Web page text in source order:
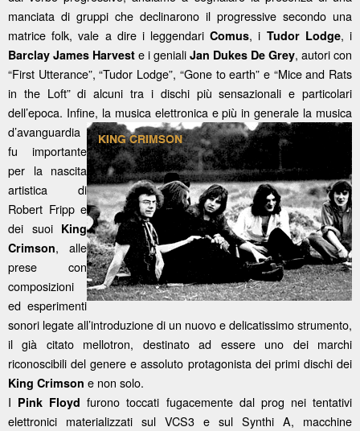
manciata di gruppi che declinarono il progressive secondo una
matrice folk, vale a dire i leggendariComus, i Tudor Lodge, i
Barclay James Harvest e i geniali Jan Dukes De Grey, autori con
“First Utterance”, “Tudor Lodge”, “Gone to earth” e “Mice and Rats
in the Loft” di alcuni tra i dischi più sensazionali e particolari
dell’epoca. Infine, la musica elettronica e più in generale la musica
d’avanguardia
fu importante
per la nascita
artistica di
Robert Fripp e
dei suoi King
Crimson, alle
prese con
composizioni
ed esperimenti
sonori legate all’introduzione di un nuovo e delicatissimo strumento,
il già citato mellotron, destinato ad essere uno dei marchi
riconoscibili del genere e assoluto protagonista dei primi dischi dei
King Crimson e non solo.
I Pink Floyd furono toccati fugacemente dal prog nei tentativi
elettronici materializzati sul VCS3 e sul Synthi A, macchine